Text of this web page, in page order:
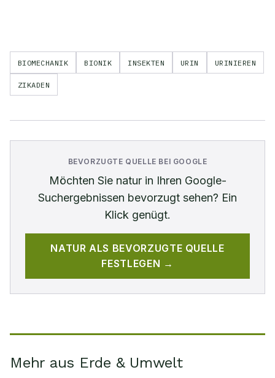
BIOMECHANIK BIONIK INSEKTEN URIN URINIEREN
ZIKADEN
BEVORZUGTE QUELLE BEI GOOGLE
Möchten Sie naturin Ihren Google-
Suchergebnissen bevorzugt sehen? Ein
Klick genügt.
NATUR ALS BEVORZUGTE QUELLE
FESTLEGEN →
Mehr aus Erde & Umwelt